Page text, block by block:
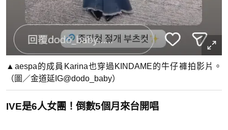
▲aespa的成員Karina也穿過KINDAME的牛仔褲拍影片。
（圖／金道延IG@dodo_baby）
IVE是6人女團！倒數5個月來台開唱